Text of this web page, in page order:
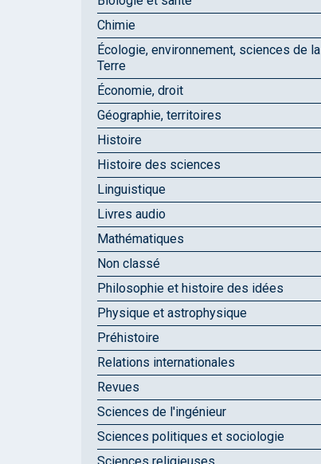
Chimie
Écologie, environnement, sciences de la
Terre
Économie, droit
Géographie, territoires
Histoire
Histoire des sciences
Linguistique
Livres audio
Mathématiques
Non classé
Philosophie et histoire des idées
Physique et astrophysique
Préhistoire
Relations internationales
Revues
Sciences de l'ingénieur
Sciences politiques et sociologie